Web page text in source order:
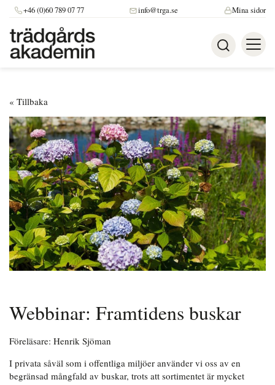
+46 (0)60 789 07 77 info@trga.se Mina sidor
Webbinar: Framtidens buskar
Föreläsare: Henrik Sjöman
I privata såväl som i offentliga miljöer använder vi oss av en
begränsad mångfald av buskar, trots att sortimentet är mycket